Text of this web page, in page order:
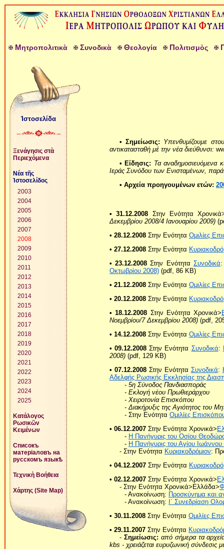
Μητροπολιτικὰ Συνοδικὰ Θεολογία Πολιτισμὸς
Ἱστοσελίδα
Ξενάγησις στὰ
Περιεχόμενα
Νέα τῆς
Ἱστοσελίδος
2003
2004
2005
2006
2007
2008
2009
2010
2011
2012
2013
2014
2015
2016
2017
2018
2019
2020
2021
2022
2023
2024
2025
Κατάλογος
Ρωσικῶν
Κειμένων
Списокъ
матеріаловъ на
русскомъ языкѣ
Τεχνικὴ Βοήθεια
Χάρτης (Site Map)
• Σημείωσις: Υπενθυμίζουμε
αντικατασταθή μέ την νέα διεύθυνσι:
• Είδησις: Τα αναδημοσιευόμενα
Ιεράς Συνόδου των Ενισταμένων, παρά
• Αρχεία προηγουμένων ετών:
• 31.12.2008 Στην Ενότητα
Δεκεμβρίου 2008/4 Ιανουαρίου 2009)
• 28.12.2008 Στην Ενότητα Ομιλίες
• 27.12.2008 Στην Ενότητα
• 23.12.2008 Στην Ενότητα Συνοδικά
Οκτωβρίου 2008) (pdf, 86 KB)
• 21.12.2008 Στην Ενότητα Ομιλίες
• 20.12.2008 Στην Ενότητα
• 18.12.2008 Στην Ενότητα Χρονικά>
Νοεμβρίου/7 Δεκεμβρίου 2008) (pdf,
• 14.12.2008 Στην Ενότητα Ομιλίες
• 09.12.2008 Στην Ενότητα Συνοδικά:
2008) (pdf, 129 KB)
• 07.12.2008Στην Ενότητα Συνοδικά:
Αδελφής Ρωσικής Εκκλησίας της
- 5η Σύνοδος Πανδιασποράς
- Εκλογή νέου Πρωθιεράρχου
- Χειροτονία Επισκόπου
- Διακήρυξις της Αγιότητος του
- Στην Ενότητα Ομιλίες
• 06.12.2007 Στην Ενότητα Χρονικά>
- Η Πανήγυρις του Οσίου
- Η Πανήγυρις του Αγίου
- Στην Ενότητα Κυριακοδρόμιον:
• 04.12.2007 Στην Ενότητα
• 02.12.2007 Στην Ενότητα Χρονικά>
- Στην Ενότητα Χρονικά>Ελλάδα>
- Ανακοίνωση: Προσκύνημα και
- Ανακοίνωση: Ι΄ Συνεδρίαση
• 30.11.2008 Στην Ενότητα Ομιλίες
• 29.11.2007 Στην Ενότητα
- Σημείωσις: από σήμερα τα
kbs - χρειάζεται ευρυζωνική